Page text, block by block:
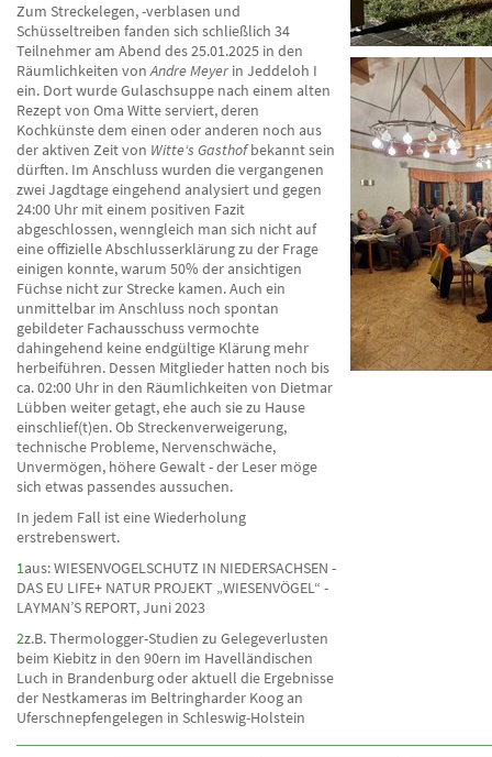
Zum Streckelegen, -verblasen und
Schüsseltreiben fanden sich schließlich 34
Teilnehmer am Abend des 25.01.2025 in den
Räumlichkeiten vonAndre Meyer in Jeddeloh I
ein. Dort wurde Gulaschsuppe nach einem alten
Rezept von Oma Witte serviert, deren
Kochkünste dem einen oder anderen noch aus
der aktiven Zeit von Witte‘s Gasthofbekannt sein
dürften. Im Anschluss wurden die vergangenen
zwei Jagdtage eingehend analysiert und gegen
24:00 Uhr mit einem positiven Fazit
abgeschlossen, wenngleich man sich nicht auf
eine offizielle Abschlusserklärung zu der Frage
einigen konnte, warum 50% der ansichtigen
Füchse nicht zur Strecke kamen. Auch ein
unmittelbar im Anschluss noch spontan
gebildeter Fachausschuss vermochte
dahingehend keine endgültige Klärung mehr
herbeiführen. Dessen Mitglieder hatten noch bis
ca. 02:00 Uhr in den Räumlichkeiten von Dietmar
Lübben weiter getagt, ehe auch sie zu Hause
einschlief(t)en. Ob Streckenverweigerung,
technische Probleme, Nervenschwäche,
Unvermögen, höhere Gewalt - der Leser möge
sich etwas passendes aussuchen.
In jedem Fall ist eine Wiederholung
erstrebenswert.
1aus: WIESENVOGELSCHUTZ IN NIEDERSACHSEN -
DAS EU LIFE+ NATUR PROJEKT „WIESENVÖGEL“ -
LAYMAN’S REPORT, Juni 2023
2z.B. Thermologger-Studien zu Gelegeverlusten
beim Kiebitz in den 90ern im Havelländischen
Luch in Brandenburg oder aktuell die Ergebnisse
der Nestkameras im Beltringharder Koog an
Uferschnepfengelegen in Schleswig-Holstein